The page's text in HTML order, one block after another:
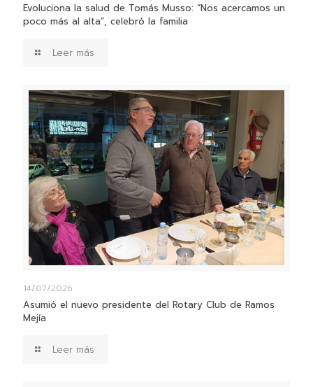
Evoluciona la salud de Tomás Musso: “Nos acercamos un
poco más al alta”, celebró la familia
Leer más
14/07/2026
Asumió el nuevo presidente del Rotary Club de Ramos
Mejía
Leer más